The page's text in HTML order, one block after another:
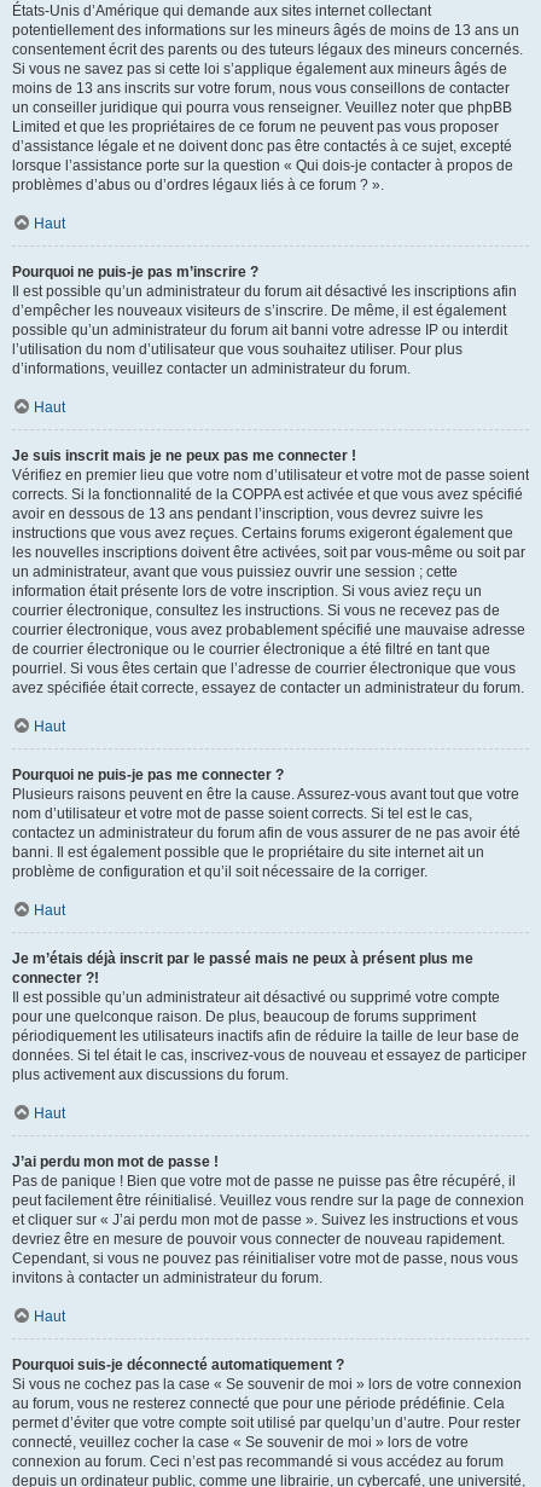
États-Unis d’Amérique qui demande aux sites internet collectant
potentiellement des informations sur les mineurs âgés de moins de 13 ans un
consentement écrit des parents ou des tuteurs légaux des mineurs concernés.
Si vous ne savez pas si cette loi s’applique également aux mineurs âgés de
moins de 13 ans inscrits sur votre forum, nous vous conseillons de contacter
un conseiller juridique qui pourra vous renseigner. Veuillez noter que phpBB
Limited et que les propriétaires de ce forum ne peuvent pas vous proposer
d’assistance légale et ne doivent donc pas être contactés à ce sujet, excepté
lorsque l’assistance porte sur la question « Qui dois-je contacter à propos de
problèmes d’abus ou d’ordres légaux liés à ce forum ? ».
Haut
Pourquoi ne puis-je pas m’inscrire ?
Il est possible qu’un administrateur du forum ait désactivé les inscriptions afin
d’empêcher les nouveaux visiteurs de s’inscrire. De même, il est également
possible qu’un administrateur du forum ait banni votre adresse IP ou interdit
l’utilisation du nom d’utilisateur que vous souhaitez utiliser. Pour plus
d’informations, veuillez contacter un administrateur du forum.
Haut
Je suis inscrit mais je ne peux pas me connecter !
Vérifiez en premier lieu que votre nom d’utilisateur et votre mot de passe soient
corrects. Si la fonctionnalité de la COPPA est activée et que vous avez spécifié
avoir en dessous de 13 ans pendant l’inscription, vous devrez suivre les
instructions que vous avez reçues. Certains forums exigeront également que
les nouvelles inscriptions doivent être activées, soit par vous-même ou soit par
un administrateur, avant que vous puissiez ouvrir une session ; cette
information était présente lors de votre inscription. Si vous aviez reçu un
courrier électronique, consultez les instructions. Si vous ne recevez pas de
courrier électronique, vous avez probablement spécifié une mauvaise adresse
de courrier électronique ou le courrier électronique a été filtré en tant que
pourriel. Si vous êtes certain que l’adresse de courrier électronique que vous
avez spécifiée était correcte, essayez de contacter un administrateur du forum.
Haut
Pourquoi ne puis-je pas me connecter ?
Plusieurs raisons peuvent en être la cause. Assurez-vous avant tout que votre
nom d’utilisateur et votre mot de passe soient corrects. Si tel est le cas,
contactez un administrateur du forum afin de vous assurer de ne pas avoir été
banni. Il est également possible que le propriétaire du site internet ait un
problème de configuration et qu’il soit nécessaire de la corriger.
Haut
Je m’étais déjà inscrit par le passé mais ne peux à présent plus me
connecter ?!
Il est possible qu’un administrateur ait désactivé ou supprimé votre compte
pour une quelconque raison. De plus, beaucoup de forums suppriment
périodiquement les utilisateurs inactifs afin de réduire la taille de leur base de
données. Si tel était le cas, inscrivez-vous de nouveau et essayez de participer
plus activement aux discussions du forum.
Haut
J’ai perdu mon mot de passe !
Pas de panique ! Bien que votre mot de passe ne puisse pas être récupéré, il
peut facilement être réinitialisé. Veuillez vous rendre sur la page de connexion
et cliquer sur « J’ai perdu mon mot de passe ». Suivez les instructions et vous
devriez être en mesure de pouvoir vous connecter de nouveau rapidement.
Cependant, si vous ne pouvez pas réinitialiser votre mot de passe, nous vous
invitons à contacter un administrateur du forum.
Haut
Pourquoi suis-je déconnecté automatiquement ?
Si vous ne cochez pas la case « Se souvenir de moi » lors de votre connexion
au forum, vous ne resterez connecté que pour une période prédéfinie. Cela
permet d’éviter que votre compte soit utilisé par quelqu’un d’autre. Pour rester
connecté, veuillez cocher la case « Se souvenir de moi » lors de votre
connexion au forum. Ceci n’est pas recommandé si vous accédez au forum
depuis un ordinateur public, comme une librairie, un cybercafé, une université,